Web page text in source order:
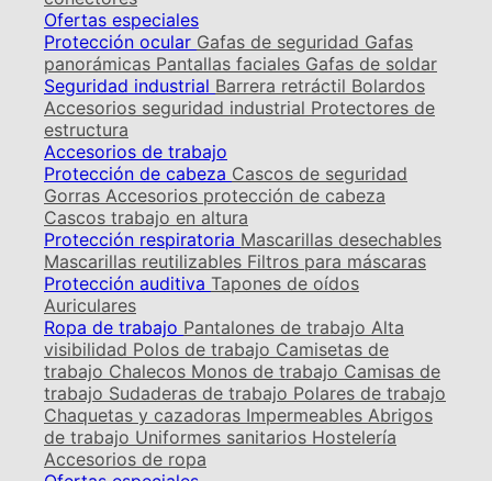
Ofertas especiales
Protección ocular Gafas de seguridad Gafas
panorámicas Pantallas faciales Gafas de soldar
Seguridad industrial Barrera retráctil Bolardos
Accesorios seguridad industrial Protectores de
estructura
Accesorios de trabajo
Protección de cabeza Cascos de seguridad
Gorras Accesorios protección de cabeza
Cascos trabajo en altura
Protección respiratoria Mascarillas desechables
Mascarillas reutilizables Filtros para máscaras
Protección auditiva Tapones de oídos
Auriculares
Ropa de trabajo Pantalones de trabajo Alta
visibilidad Polos de trabajo Camisetas de
trabajo Chalecos Monos de trabajo Camisas de
trabajo Sudaderas de trabajo Polares de trabajo
Chaquetas y cazadoras Impermeables Abrigos
de trabajo Uniformes sanitarios Hostelería
Accesorios de ropa